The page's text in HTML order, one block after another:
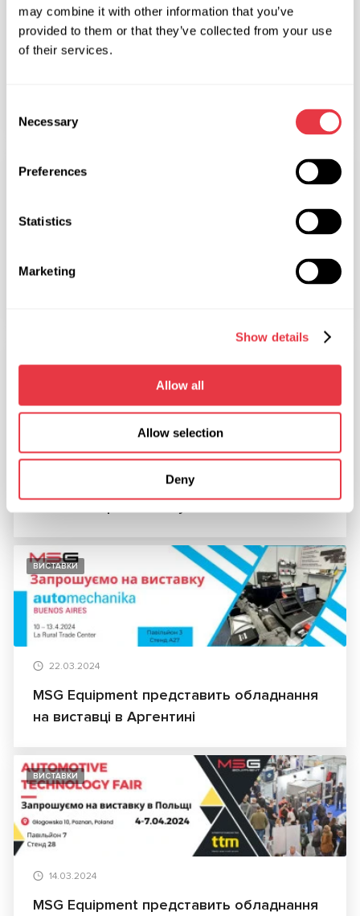
may combine it with other information that you’ve
provided to them or that they’ve collected from your use
of their services.
Selection
Necessary
Preferences
Statistics
Marketing
Show details
Allow all
Allow selection
Deny
Ми беремо участь у виставці в Мексиці
ВИСТАВКИ
17.05.2024
25.04.2024
Ми представимо обладнання на виставці
АвтоТехСервіс 2024 у Києві
ВИСТАВКИ
22.03.2024
MSG Equipment представить обладнання
на виставці в Аргентині
ВИСТАВКИ
14.03.2024
MSG Equipment представить обладнання